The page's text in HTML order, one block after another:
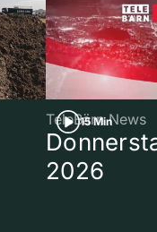
15 Min
TeleBärn News
2026